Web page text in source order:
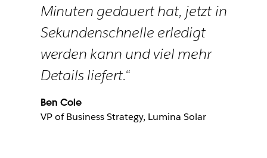
Minuten gedauert hat, jetzt in
Sekundenschnelle erledigt
werden kann und viel mehr
Details liefert.“
Ben Cole
VP of Business Strategy, Lumina Solar